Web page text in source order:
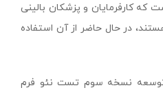
که کارفرمایان و پزشکان بالینی
در حال حاضر از آن استفاده
نسخه سوم تست نئو فرم